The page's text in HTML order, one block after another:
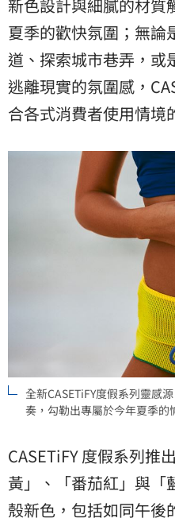
新色設計與細膩的材質
夏季的歡快氛圍；無論
道、探索城市巷弄，或
逃離現實的氛圍感，
合各式消費者使用情境
全新CASETiFY度假系列靈感
奏，勾勒出專屬於今年夏季的
CASETiFY 度假系列推
黃」、「番茄紅」與「
殼新色，包括如同午後